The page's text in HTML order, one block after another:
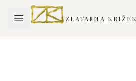
ZLATARNA KRIŽEK